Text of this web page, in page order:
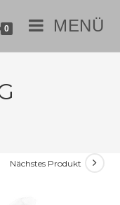
0 MENÜ
Nächstes Produkt